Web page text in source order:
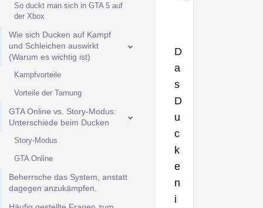
So duckt man sich in GTA 5 auf
der Xbox
Wie sich Ducken auf Kampf
und Schleichen auswirkt
(Warum es wichtig ist)
Kampfvorteile
Vorteile der Tarnung
GTA Online vs. Story-Modus:
Unterschiede beim Ducken
Story-Modus
GTA Online
Beherrsche das System, anstatt
dagegen anzukämpfen.
D
a
s
D
u
c
k
e
n
i